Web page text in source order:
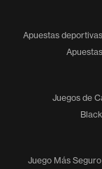
Apuestas deportivas
Juegos de
Juego Más Seguro